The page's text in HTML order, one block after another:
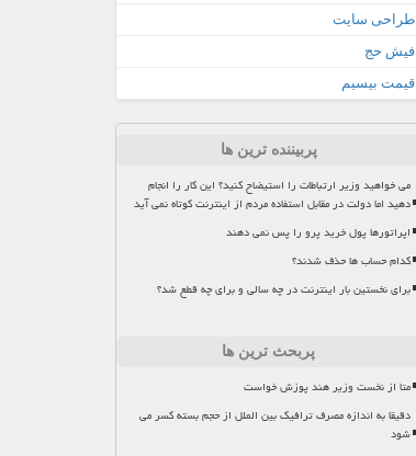
طراحی سایت
فیش حج
قیمت بیسیم
پربیننده ترین ها
می خواهید وزیر ارتباطات را استیضاح کنید؟ این کار را انجام
دهید اما دولت در مقابل استفاده مردم از اینترنت کوتاه نمی آید
اپراتورها پول خرید پرو را پس نمی دهند
کدام حساب ها حذف شدند؟
برای نخستین بار اینترنت در چه سالی و برای چه قطع شد؟
پربحث ترین ها
متا از نخست وزیر هند پوزش خواست
دقیقا به اندازه مصرف ترافیک بین الملل از حجم بسته کسر می
شود